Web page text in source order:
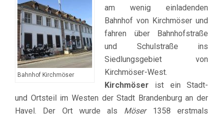
Bahnhof Kirchmöser
am wenig einladenden
Bahnhof von Kirchmöser und
fahren über Bahnhofstraße
und Schulstraße ins
Siedlungsgebiet von
Kirchmöser-West.
Kirchmöser ist ein Stadt-
und Ortsteil im Westen der Stadt Brandenburg an der
Havel. Der Ort wurde als Möser1358 erstmals